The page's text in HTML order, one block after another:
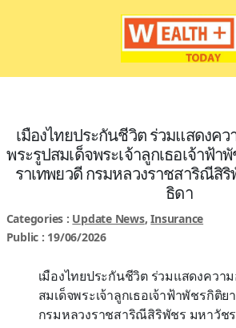
เมืองไทยประกันชีวิต ร่วมแสดงค
พระรูปสมเด็จพระเจ้าลูกเธอเจ้าฟ้า
ราเทพยวดี กรมหลวงราชสาริณีสิ
ธิดา
Categories : Update News,Insurance
Public : 19/06/2026
เมืองไทยประกันชีวิต ร่วมแสดงควา
สมเด็จพระเจ้าลูกเธอเจ้าฟ้าพัชรกิติย
กรมหลวงราชสาริณีสิริพัชร มหาวัช